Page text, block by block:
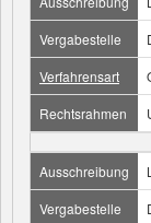
Vergabestelle
Verfahrensart
Rechtsrahmen
Ausschreibung
Vergabestelle